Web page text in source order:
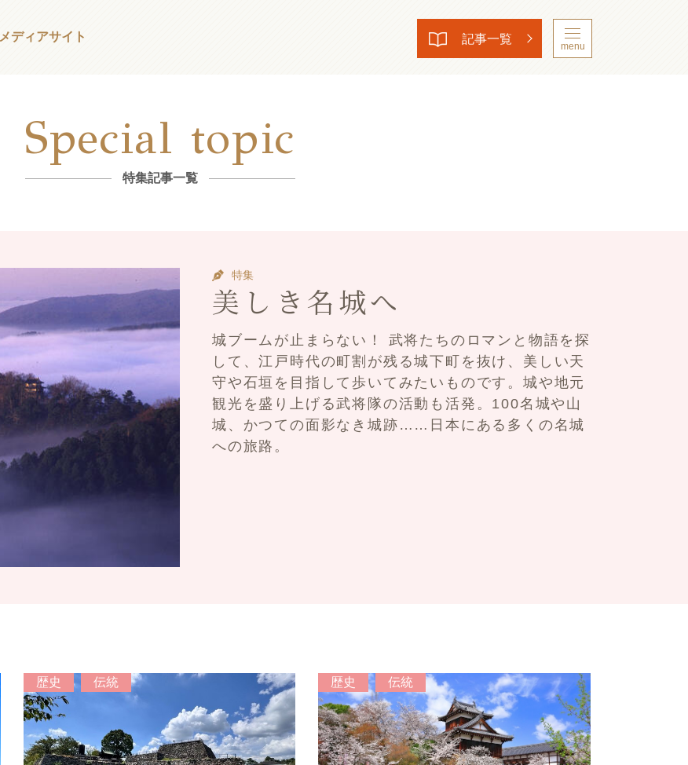
メディアサイト 記事一覧
menu
Special topic
特集記事一覧
特集
美しき名城へ
城ブームが止まらない！ 武将たちのロマンと物語を探
して、江戸時代の町割が残る城下町を抜け、美しい天
守や石垣を目指して歩いてみたいものです。城や地元
観光を盛り上げる武将隊の活動も活発。100名城や山
城、かつての面影なき城跡……日本にある多くの名城
への旅路。
歴史 伝統 歴史 伝統